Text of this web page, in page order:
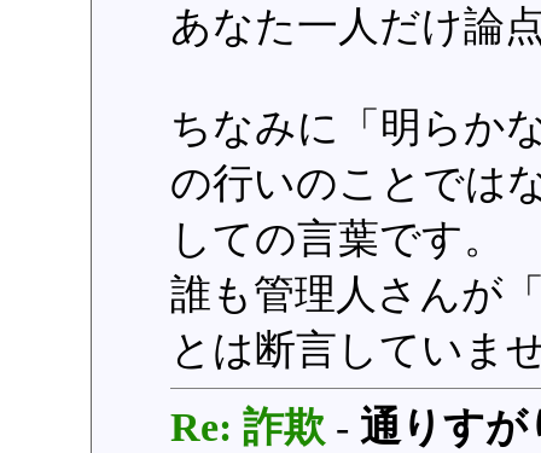
あなた一人だけ論
ちなみに「明らか
の行いのことでは
しての言葉です。
誰も管理人さんが
とは断言していま
Re: 詐欺 - 通りすが